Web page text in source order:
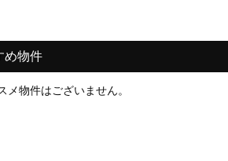
め物件
メ物件はございません。